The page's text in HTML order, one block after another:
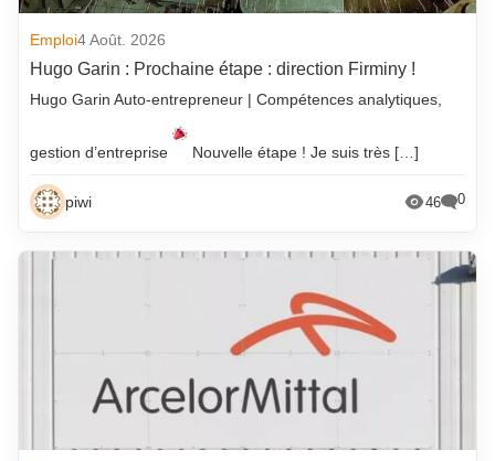
Emploi4 Août. 2026
Hugo Garin : Prochaine étape : direction Firminy !
Hugo Garin Auto-entrepreneur | Compétences analytiques,
gestion d’entreprise Nouvelle étape ! Je suis très […]
piwi 46 0